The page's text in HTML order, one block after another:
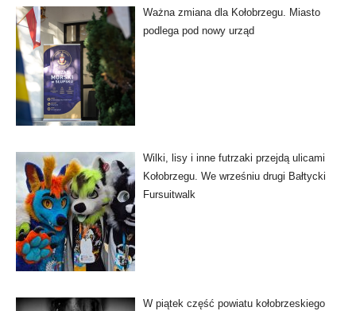
Ważna zmiana dla Kołobrzegu. Miasto
podlega pod nowy urząd
Wilki, lisy i inne futrzaki przejdą ulicami
Kołobrzegu. We wrześniu drugi Bałtycki
Fursuitwalk
W piątek część powiatu kołobrzeskiego